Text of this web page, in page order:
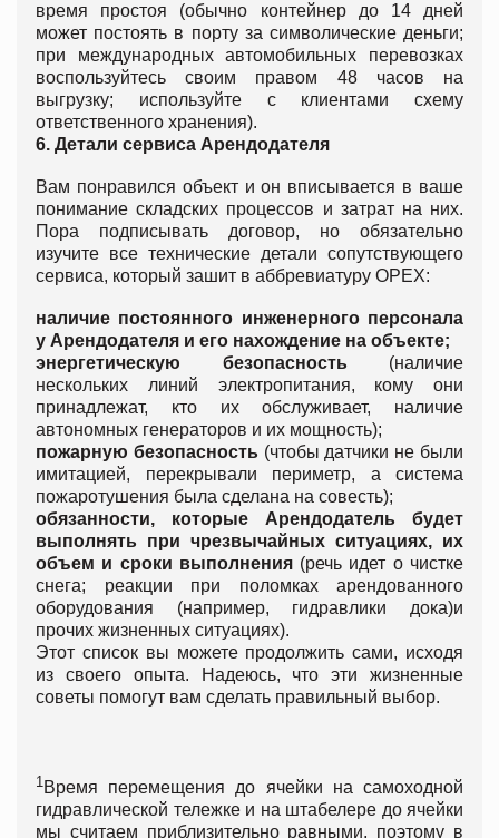
время простоя (обычно контейнер до 14 дней
может постоять в порту за символические деньги;
при международных автомобильных перевозках
воспользуйтесь своим правом 48 часов на
выгрузку; используйте с клиентами схему
ответственного хранения).
6. Детали сервиса Арендодателя
Вам понравился объект и он вписывается в ваше
понимание складских процессов и затрат на них.
Пора подписывать договор, но обязательно
изучите все технические детали сопутствующего
сервиса, который зашит в аббревиатуру OPEX:
наличие постоянного инженерного персонала
у Арендодателя и его нахождение на объекте;
энергетическую безопасность(наличие
нескольких линий электропитания, кому они
принадлежат, кто их обслуживает, наличие
автономных генераторов и их мощность);
пожарную безопасность (чтобы датчики не были
имитацией, перекрывали периметр, а система
пожаротушения была сделана на совесть);
обязанности, которые Арендодатель будет
выполнять при чрезвычайных ситуациях, их
объем и сроки выполнения (речь идет о чистке
снега; реакции при поломках арендованного
оборудования (например, гидравлики дока)и
прочих жизненных ситуациях).
Этот список вы можете продолжить сами, исходя
из своего опыта. Надеюсь, что эти жизненные
советы помогут вам сделать правильный выбор.
1 Время перемещения до ячейки на самоходной
гидравлической тележке и на штабелере до ячейки
мы считаем приблизительно равными, поэтому в